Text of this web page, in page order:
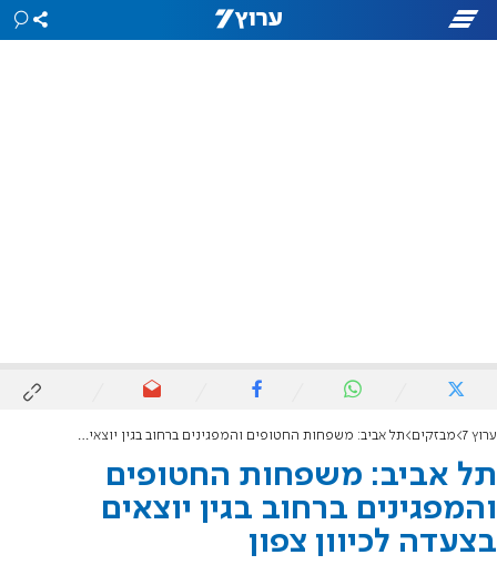
ערוץ 7 מבזקים תל אביב: משפחות החטופים והמפגינים ברחוב בגין יוצאים בצעדה לכיוון צפון
תל אביב: משפחות החטופים
והמפגינים ברחוב בגין יוצאים
בצעדה לכיוון צפון